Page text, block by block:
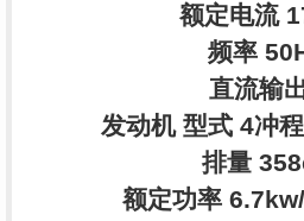
额定电流
频率
直流输
发动机 型式 4冲
排量
额定功率